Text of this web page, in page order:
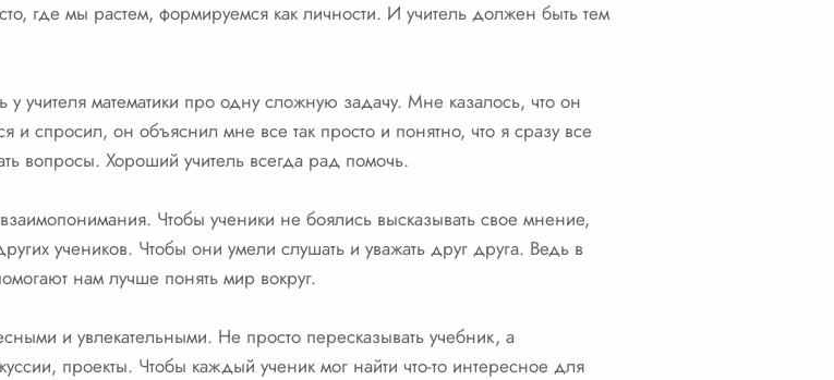
где мы растем, формируемся как личности. И учитель должен быть тем
учителя математики про одну сложную задачу. Мне казалось, что он
и спросил, он объяснил мне все так просто и понятно, что я сразу все
вопросы. Хороший учитель всегда рад помочь.
Чтобы ученики не боялись высказывать свое мнение,
учеников. Чтобы они умели слушать и уважать друг друга. Ведь в
нам лучше понять мир вокруг.
и увлекательными. Не просто пересказывать учебник, а
проекты. Чтобы каждый ученик мог найти что-то интересное для